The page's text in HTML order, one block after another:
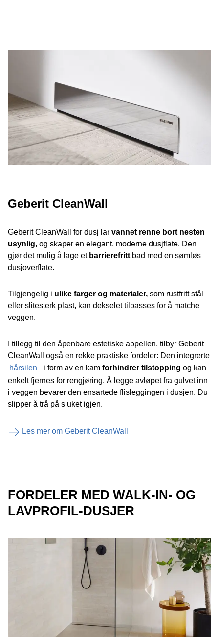
Geberit CleanWall
Geberit CleanWall for dusj lar vannet renne bort nesten
usynlig, og skaper en elegant, moderne dusjflate. Den
gjør det mulig å lage et barrierefritt bad med en sømløs
dusjoverflate.
Tilgjengelig i ulike farger og materialer, som rustfritt stål
eller slitesterk plast, kan dekselet tilpasses for å matche
veggen.
I tillegg til den åpenbare estetiske appellen, tilbyr Geberit
CleanWall også en rekke praktiske fordeler: Den integrerte
hårsilen
i form av en kam forhindrer tilstopping og kan
enkelt fjernes for rengjøring. Å legge avløpet fra gulvet inn
i veggen bevarer den ensartede flisleggingen i dusjen. Du
slipper å trå på sluket igjen.
Les mer om Geberit CleanWall
FORDELER MED WALK-IN- OG
LAVPROFIL-DUSJER